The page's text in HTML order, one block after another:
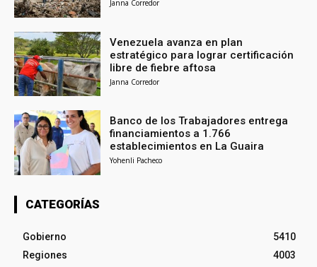
Janna Corredor
Venezuela avanza en plan
estratégico para lograr certificación
libre de fiebre aftosa
Janna Corredor
Banco de los Trabajadores entrega
financiamientos a 1.766
establecimientos en La Guaira
Yohenli Pacheco
CATEGORÍAS
Gobierno
5410
Regiones
4003